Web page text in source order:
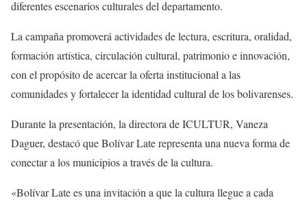
diferentes escenarios culturales del departamento.
La campaña promoverá actividades de lectura, escritura, oralidad,
formación artística, circulación cultural, patrimonio e innovación,
con el propósito de acercar la oferta institucional a las
comunidades y fortalecer la identidad cultural de los bolivarenses.
Durante la presentación, la directora de ICULTUR, Vaneza
Daguer, destacó que Bolívar Late representa una nueva forma de
conectar a los municipios a través de la cultura.
«Bolívar Late es una invitación a que la cultura llegue a cada